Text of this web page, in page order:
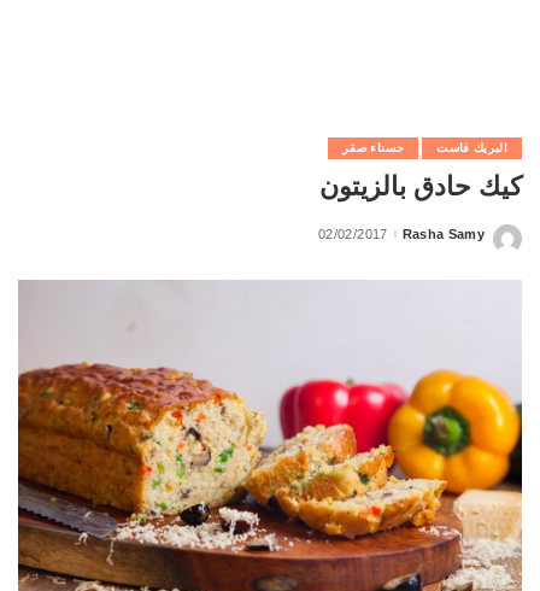
البريك فاست حسناء صقر
كيك حادق بالزيتون
Posted
Rasha Samy
02/02/2017